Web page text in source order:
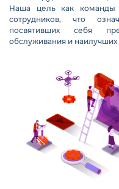
Наша цель как
сотрудников, что
посвятивших себя
обслуживания и наилучших